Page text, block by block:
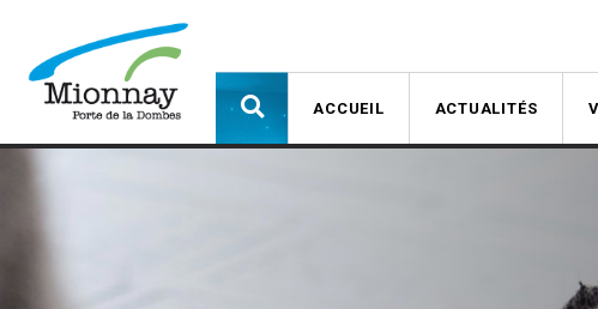
ACCUEIL ACTUALITÉS